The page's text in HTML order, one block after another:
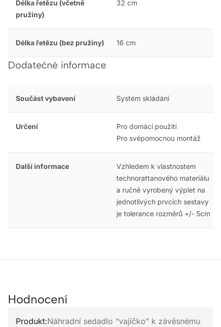
Délka řetězu (včetně
pružiny)
32 cm
Délka řetězu (bez pružiny) 16 cm
Dodatečné informace
Součást vybavení Systém skládání
Určení
Pro domácí použití
Pro svépomocnou montáž
Další informace
Vzhledem k vlastnostem
technorattanového materiálu
a ručně vyrobený výplet na
jednotlivých prvcích sestavy
je tolerance rozměrů +/- 5cm
Hodnocení
Produkt:Náhradní sedadlo “vajíčko” k závěsnému